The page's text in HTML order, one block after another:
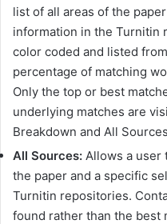
list of all areas of the
information in the Turnitin
color coded and listed
percentage of matching
Only the top or best
underlying matches are
Breakdown and All
All Sources: Allows a user
the paper and a specific
Turnitin repositories.
found rather than the best